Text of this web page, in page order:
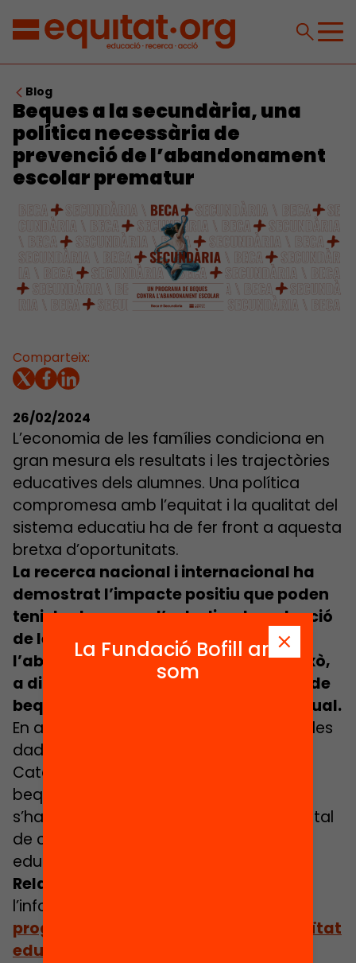
Blog
Beques a la secundària, una
política necessària de
prevenció de l’abandonament
escolar prematur
Comparteix:
26/02/2024
L’economia de les famílies condiciona en
gran mesura els resultats i les trajectòries
educatives dels alumnes. Una política
com­promesa amb l’equitat i la qualitat del
sistema educatiu ha de fer front a aquesta
bretxa d’oportunitats.
La recerca nacional i internacional ha
demostrat l’impacte positiu que poden
tenir les beques a l’estudi en la reducció
de les desigualtats educatives i de
l’abandonament escolar. Malgrat això,
a dia d’avui, a Catalunya, la política de
beques a l’estudi té un caràcter residual.
En aquest seguit d’infografies aportem les
dades principals per entendre perquè
Catalunya necessita una política de
beques a l’estudi a la secundària, i com
s’ha de configurar aquesta política per tal
de contribuir a garantir la conitnuïtat
educativa de tot l’alumnat.
Relacionat:
l’informe
programa de beques per a la continuïtat
educativa en clau d’equitat»
La Fundació Bofill ara
som